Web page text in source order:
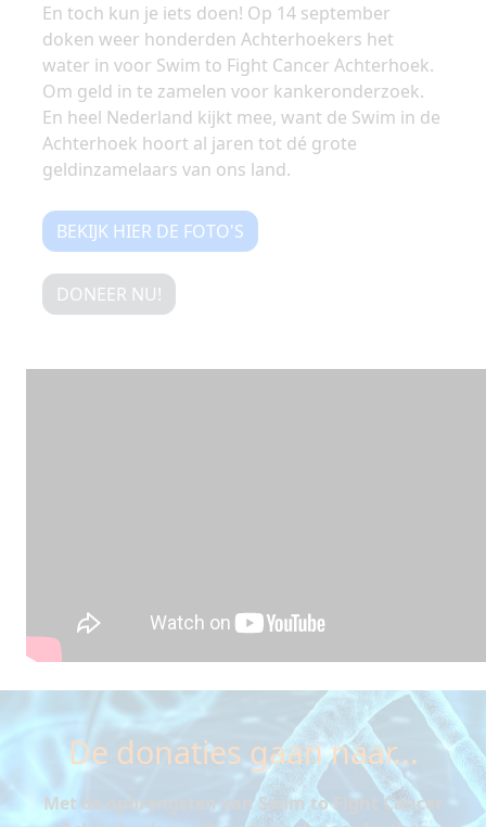
En toch kun je iets doen! Op 14 september
doken weer honderden Achterhoekers het
water in voor Swim to Fight Cancer Achterhoek.
Om geld in te zamelen voor kankeronderzoek.
En heel Nederland kijkt mee, want de Swim in de
Achterhoek hoort al jaren tot dé grote
geldinzamelaars van ons land.
BEKIJK HIER DE FOTO'S
DONEER NU!
De donaties gaan naar...
Met de opbrengsten van Swim to Fight Cancer